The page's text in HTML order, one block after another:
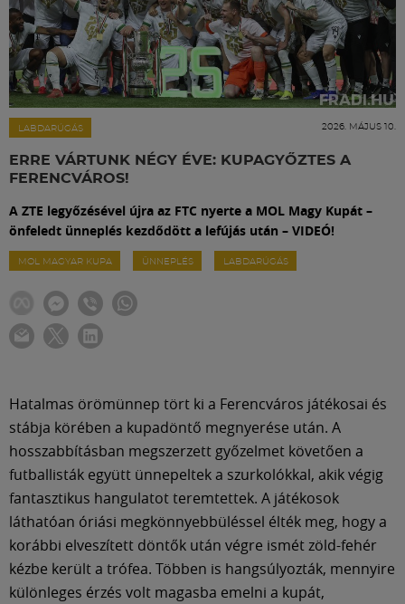
LABDARÚGÁS 2026. MÁJUS 10.
ERRE VÁRTUNK NÉGY ÉVE: KUPAGYŐZTES A
FERENCVÁROS!
A ZTE legyőzésével újra az FTC nyerte a MOL Magy Kupát –
önfeledt ünneplés kezdődött a lefújás után – VIDEÓ!
MOL MAGYAR KUPA ÜNNEPLÉS LABDARÚGÁS
Hatalmas örömünnep tört ki a Ferencváros játékosai és
stábja körében a kupadöntő megnyerése után. A
hosszabbításban megszerzett győzelmet követően a
futballisták együtt ünnepeltek a szurkolókkal, akik végig
fantasztikus hangulatot teremtettek. A játékosok
láthatóan óriási megkönnyebbüléssel élték meg, hogy a
korábbi elveszített döntők után végre ismét zöld-fehér
kézbe került a trófea. Többen is hangsúlyozták, mennyire
különleges érzés volt magasba emelni a kupát,
FM YouTube +
Hírek
Labdarúgás
Meccscenter
Klub
Shop
Közösség
Múzeum
English